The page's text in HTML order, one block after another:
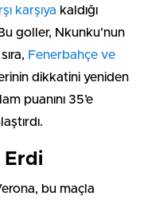
karşıya kaldığı
goller, Nkunku’nun
Fenerbahçe ve
dikkatini yeniden
puanını 35’e
Erdi
bu maçla